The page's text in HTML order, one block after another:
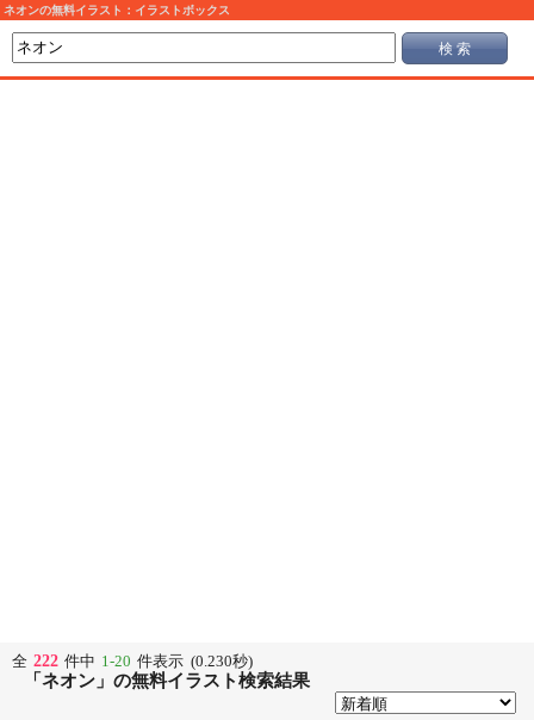
ネオンの無料イラスト：イラストボックス
検 索
全 222 件中 1-20 件表示 (0.230秒)
「ネオン」の無料イラスト検索結果